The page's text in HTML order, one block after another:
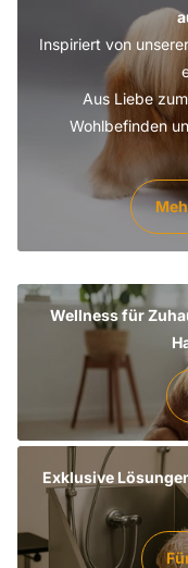
Inspiriert von
Aus Liebe
Wohlbefinden
Wellness für
Exklusive